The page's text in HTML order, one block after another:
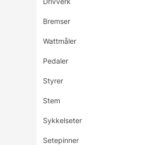
Bremser
Wattmåler
Pedaler
Styrer
Stem
Sykkelseter
Setepinner